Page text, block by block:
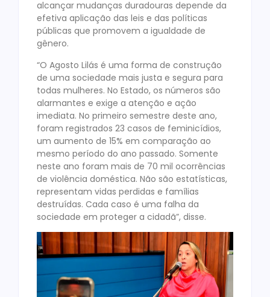
alcançar mudanças duradouras depende da
efetiva aplicação das leis e das políticas
públicas que promovem a igualdade de
gênero.
“O Agosto Lilás é uma forma de construção
de uma sociedade mais justa e segura para
todas mulheres. No Estado, os números são
alarmantes e exige a atenção e ação
imediata. No primeiro semestre deste ano,
foram registrados 23 casos de feminicídios,
um aumento de 15% em comparação ao
mesmo período do ano passado. Somente
neste ano foram mais de 70 mil ocorrências
de violência doméstica. Não são estatísticas,
representam vidas perdidas e famílias
destruídas. Cada caso é uma falha da
sociedade em proteger a cidadã”, disse.